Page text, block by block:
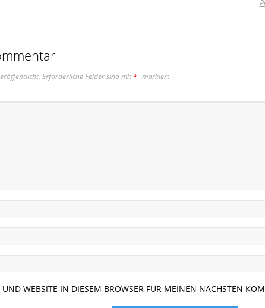
Erforderliche Felder sind mit * markiert
WEBSITE IN DIESEM BROWSER FÜR MEINEN NÄCHSTEN